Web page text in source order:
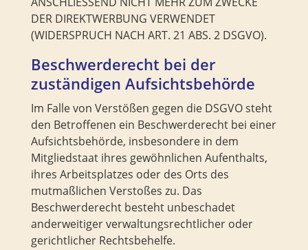
DER DIREKTWERBUNG VERWENDET
(WIDERSPRUCH NACH ART. 21 ABS. 2 DSGVO).
Beschwerde­recht bei der
zuständigen Aufsichts­behörde
Im Falle von Verstößen gegen die DSGVO steht
den Betroffenen ein Beschwerderecht bei einer
Aufsichtsbehörde, insbesondere in dem
Mitgliedstaat ihres gewöhnlichen Aufenthalts,
ihres Arbeitsplatzes oder des Orts des
mutmaßlichen Verstoßes zu. Das
Beschwerderecht besteht unbeschadet
anderweitiger verwaltungsrechtlicher oder
gerichtlicher Rechtsbehelfe.